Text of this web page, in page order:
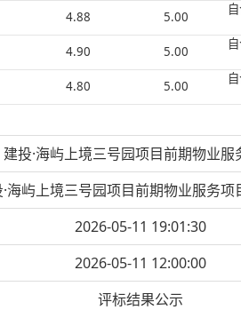
4.88 5.00
4.90 5.00
4.80 5.00
建投·海屿上境三号园项目前期物业服
·海屿上境三号园项目前期物业服务项
2026-05-11 19:01:30
2026-05-11 12:00:00
评标结果公示